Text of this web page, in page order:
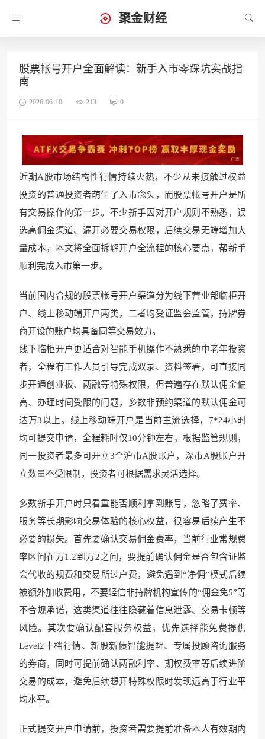
聚金财经
股票帐号开户全面解读：新手入市零踩坑实战指
南
2026-06-10 213 0
近期A股市场结构性行情持续火热，不少从未接触过权益
投资的普通投资者萌生了入市念头，而股票帐号开户是所
有交易操作的第一步。不少新手因对开户规则不熟悉，误
选高佣金渠道、漏开必要交易权限，后续交易无端增加大
量成本，本文将全面拆解开户全流程的核心要点，帮新手
顺利完成入市第一步。
当前国内合规的股票帐号开户渠道分为线下营业部临柜开
户、线上移动端开户两类，二者均受证监会监管，持牌券
商开设的账户均具备同等交易效力。
线下临柜开户更适合对智能手机操作不熟悉的中老年投资
者，全程有工作人员引导完成双录、资料签署，可直接同
步开通创业板、两融等特殊权限，但普遍存在默认佣金偏
高、办理时间受限的问题，多数非预约渠道的默认佣金可
达万3以上。线上移动端开户是当前主流选择，7*24小时
均可提交申请，全程耗时仅10分钟左右，根据监管规则，
同一投资者最多可开立3个沪市A股账户，深市A股账户开
立数量不受限制，投资者可根据需求灵活选择。
多数新手开户时只看重能否顺利拿到账号，忽略了费率、
服务等长期影响交易体验的核心权益，很容易后续产生不
必要的损失。首先要确认交易佣金费率，当前行业常规费
率区间在万1.2到万2之间，要提前确认佣金是否包含证监
会代收的规费和交易所过户费，避免遇到“净佣”模式后续
被额外加收费用，不要轻信非持牌机构宣传的“佣金免5”等
不合规承诺，这类渠道往往隐藏着信息泄露、交易卡顿等
风险。其次要确认配套服务权益，优先选择能免费提供
Level2十档行情、新股新债智能提醒、专属投顾咨询服务
的券商，同时可提前确认两融利率、期权费率等后续进阶
交易的成本，避免后续想开特殊权限时发现远高于行业平
均水平。
正式提交开户申请前，投资者需要提前准备本人有效期内